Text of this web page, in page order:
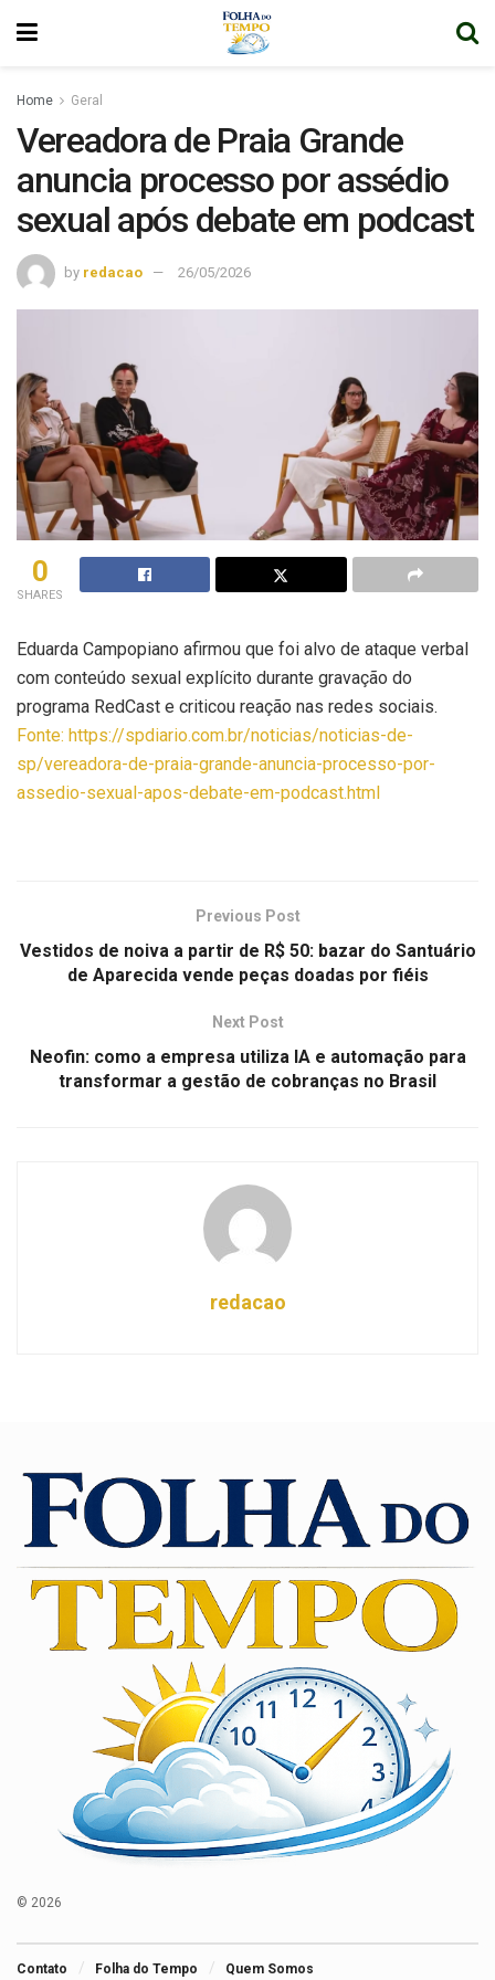
Home Geral
Vereadora de Praia Grande
anuncia processo por assédio
sexual após debate em podcast
by redacao 26/05/2026
0
SHARES
Eduarda Campopiano afirmou que foi alvo de ataque verbal
com conteúdo sexual explícito durante gravação do
programa RedCast e criticou reação nas redes sociais.
Fonte: https://spdiario.com.br/noticias/noticias-de-
sp/vereadora-de-praia-grande-anuncia-processo-por-
assedio-sexual-apos-debate-em-podcast.html
Previous Post
Vestidos de noiva a partir de R$ 50: bazar do Santuário
de Aparecida vende peças doadas por fiéis
Next Post
Neofin: como a empresa utiliza IA e automação para
transformar a gestão de cobranças no Brasil
redacao
© 2026
Contato Folha do Tempo Quem Somos